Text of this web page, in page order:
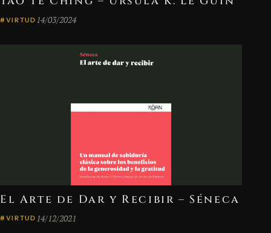
#VIRTUD 14/03/2024
El Arte de Dar y Recibir – Séneca
#VIRTUD 14/12/2021